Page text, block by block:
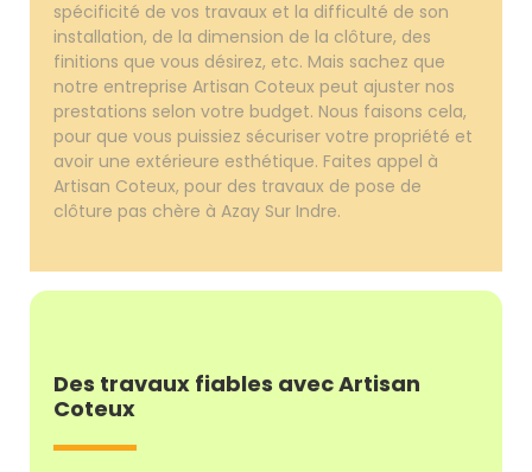
spécificité de vos travaux et la difficulté de son
installation, de la dimension de la clôture, des
finitions que vous désirez, etc. Mais sachez que
notre entreprise Artisan Coteux peut ajuster nos
prestations selon votre budget. Nous faisons cela,
pour que vous puissiez sécuriser votre propriété et
avoir une extérieure esthétique. Faites appel à
Artisan Coteux, pour des travaux de pose de
clôture pas chère à Azay Sur Indre.
Des travaux fiables avec Artisan
Coteux